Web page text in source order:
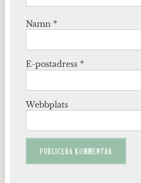
Namn *
E-postadress *
Webbplats